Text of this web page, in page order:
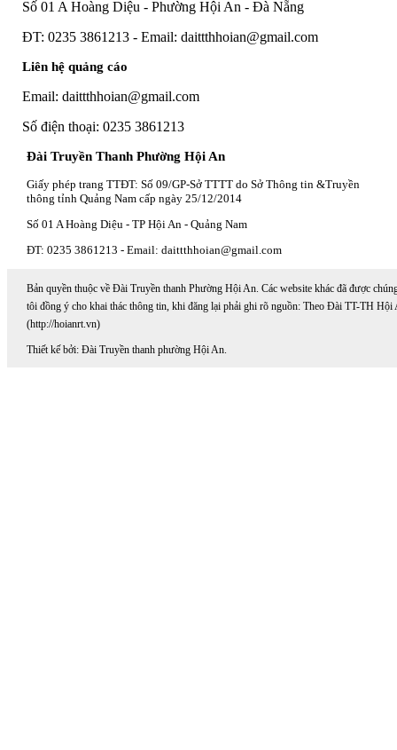
Số 01 A Hoàng Diệu - Phường Hội An - Đà Nẵng
ĐT: 0235 3861213 - Email: daittthhoian@gmail.com
Liên hệ quảng cáo
Email: daittthhoian@gmail.com
Số điện thoại: 0235 3861213
Đài Truyền Thanh Phường Hội An
Giấy phép trang TTĐT: Số 09/GP-Sở TTTT do Sở Thông tin &Truyền
thông tỉnh Quảng Nam cấp ngày 25/12/2014
Số 01 A Hoàng Diệu - TP Hội An - Quảng Nam
ĐT: 0235 3861213 - Email: daittthhoian@gmail.com
Bản quyền thuộc về Đài Truyền thanh Phường Hội An. Các website khác đã được
tôi đồng ý cho khai thác thông tin, khi đăng lại phải ghi rõ nguồn: Theo Đài TT-TH Hội
(http://hoianrt.vn)
Thiết kế bởi: Đài Truyền thanh phường Hội An.